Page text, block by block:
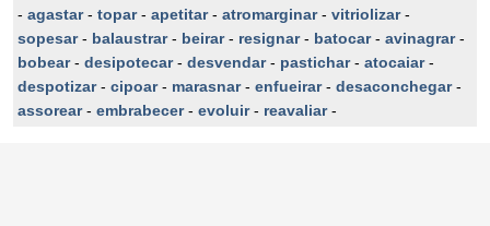
- agastar- topar- apetitar- atromarginar- vitriolizar-
sopesar- balaustrar- beirar- resignar- batocar- avinagrar-
bobear- desipotecar- desvendar- pastichar- atocaiar-
despotizar- cipoar- marasnar- enfueirar- desaconchegar-
assorear- embrabecer- evoluir- reavaliar-